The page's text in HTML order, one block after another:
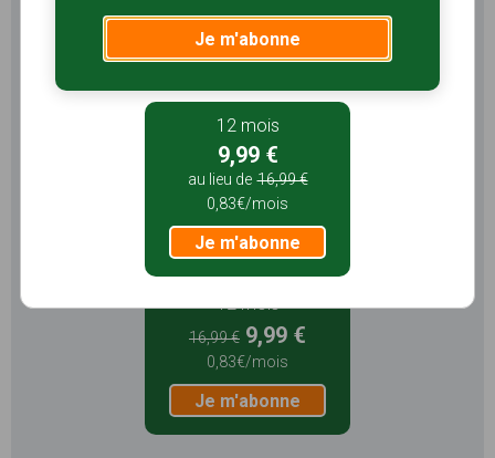
Favoris illimités
5,99 €
1,99€/mois
Je m'abonne
12 mois
16,99 € 9,99 €
0,83€/mois
Je m'abonne
Je m'abonne
12 mois
9,99 €
au lieu de 16,99 €
0,83€/mois
Je m'abonne